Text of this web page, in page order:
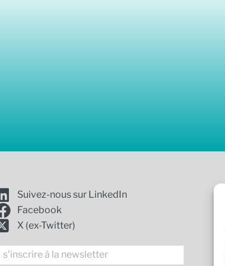
Suivez-nous sur LinkedIn
Facebook
X (ex-Twitter)